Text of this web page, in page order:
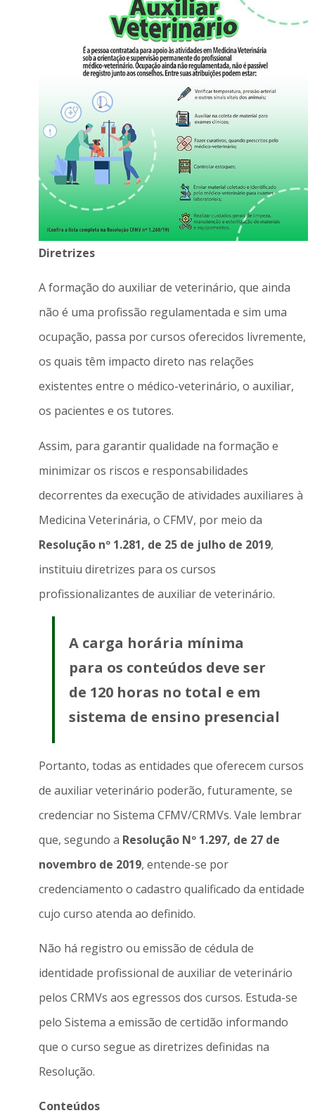
Diretrizes
A formação do auxiliar de veterinário, que ainda
não é uma profissão regulamentada e sim uma
ocupação, passa por cursos oferecidos livremente,
os quais têm impacto direto nas relações
existentes entre o médico-veterinário, o auxiliar,
os pacientes e os tutores.
Assim, para garantir qualidade na formação e
minimizar os riscos e responsabilidades
decorrentes da execução de atividades auxiliares à
Medicina Veterinária, o CFMV, por meio da
Resolução nº 1.281, de 25 de julho de 2019,
instituiu diretrizes para os cursos
profissionalizantes de auxiliar de veterinário.
A carga horária mínima
para os conteúdos deve ser
de 120 horas no total e em
sistema de ensino presencial
Portanto, todas as entidades que oferecem cursos
de auxiliar veterinário poderão, futuramente, se
credenciar no Sistema CFMV/CRMVs. Vale lembrar
que, segundo a Resolução Nº 1.297, de 27 de
novembro de 2019, entende-se por
credenciamento o cadastro qualificado da entidade
cujo curso atenda ao definido.
Não há registro ou emissão de cédula de
identidade profissional de auxiliar de veterinário
pelos CRMVs aos egressos dos cursos. Estuda-se
pelo Sistema a emissão de certidão informando
que o curso segue as diretrizes definidas na
Resolução.
Conteúdos